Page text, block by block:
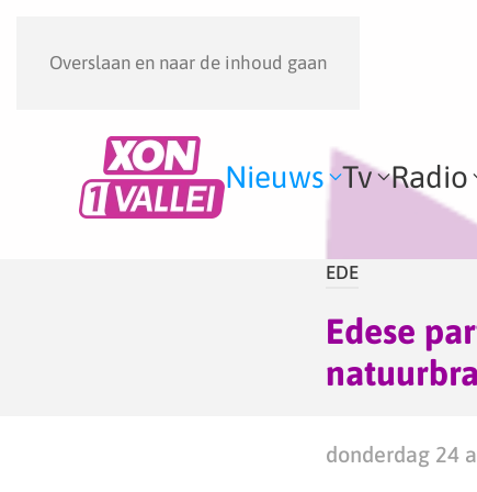
Overslaan en naar de inhoud gaan
Nieuws Tv Radio
EDE
Edese
donderdag 24